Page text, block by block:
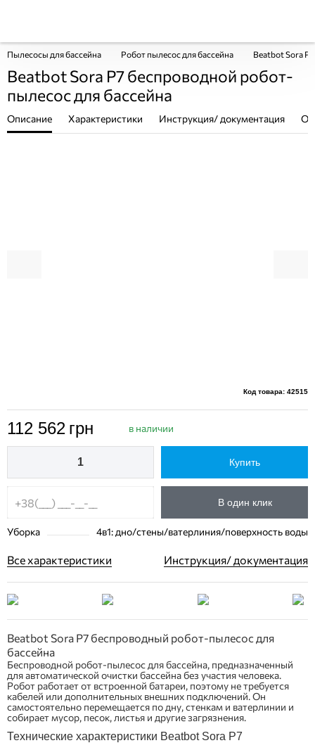
Пылесосы для бассейна Робот пылесос для бассейна Beatbot Sora
Beatbot Sora P7 беспроводной робот-
пылесос для бассейна
Описание Характеристики Инструкция/ документация
Код товара: 42515
112 562 грн в наличии
Купить
В один клик
Уборка 4в1: дно/стены/ватерлиния/поверхность воды
Все характеристики Инструкция/ документация
Beatbot Sora P7 беспроводный робот-пылесос для
бассейна
Беспроводной робот-пылесос для бассейна, предназначенный
для автоматической очистки бассейна без участия человека.
Робот работает от встроенной батареи, поэтому не требуется
кабелей или дополнительных внешних подключений. Он
самостоятельно перемещается по дну, стенкам и ватерлинии и
собирает мусор, песок, листья и другие загрязнения.
Технические характеристики Beatbot Sora P7